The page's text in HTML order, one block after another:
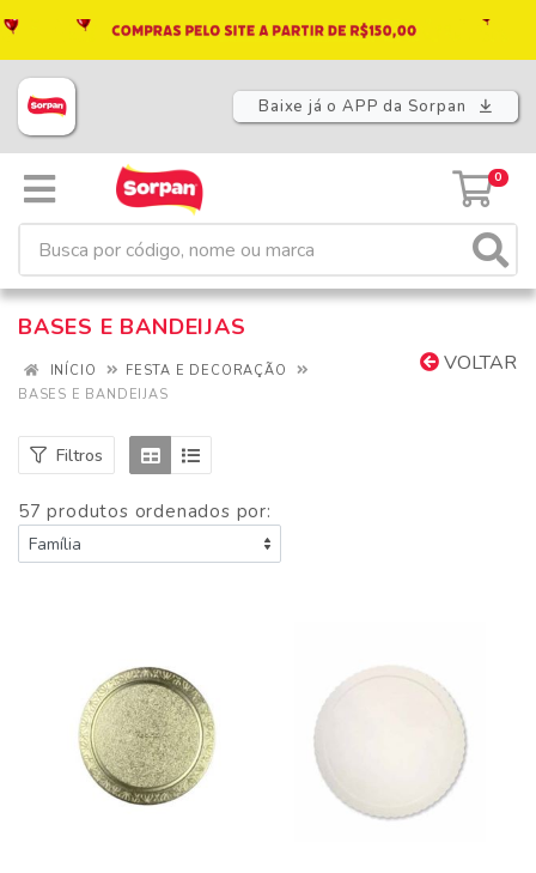
Baixe já o APP da Sorpan
0
BASES E BANDEIJAS
VOLTAR
INÍCIO
FESTA E DECORAÇÃO
BASES E BANDEIJAS
Filtros
57 produtos ordenados por: